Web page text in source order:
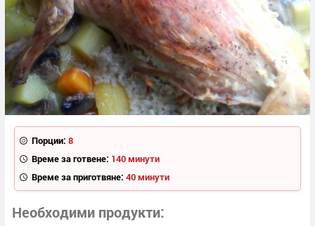
Порции: 8
Време за готвене: 140 минути
Време за приготвяне: 40 минути
Необходими продукти